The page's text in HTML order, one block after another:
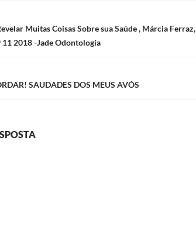
Muitas Coisas Sobre sua Saúde , Márcia Ferraz,
2018 -Jade Odontologia
SAUDADES DOS MEUS AVÓS